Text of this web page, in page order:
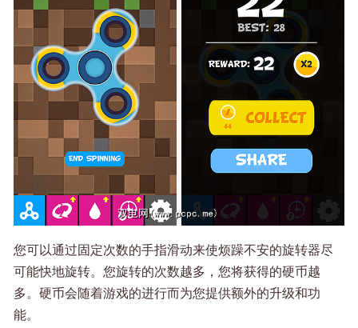
您可以通过固定次数的手指滑动来使烦躁不安的旋转器尽
可能快地旋转。您旋转的次数越多，您将获得的硬币越
多。硬币会随着游戏的进行而为您提供额外的升级和功
能。